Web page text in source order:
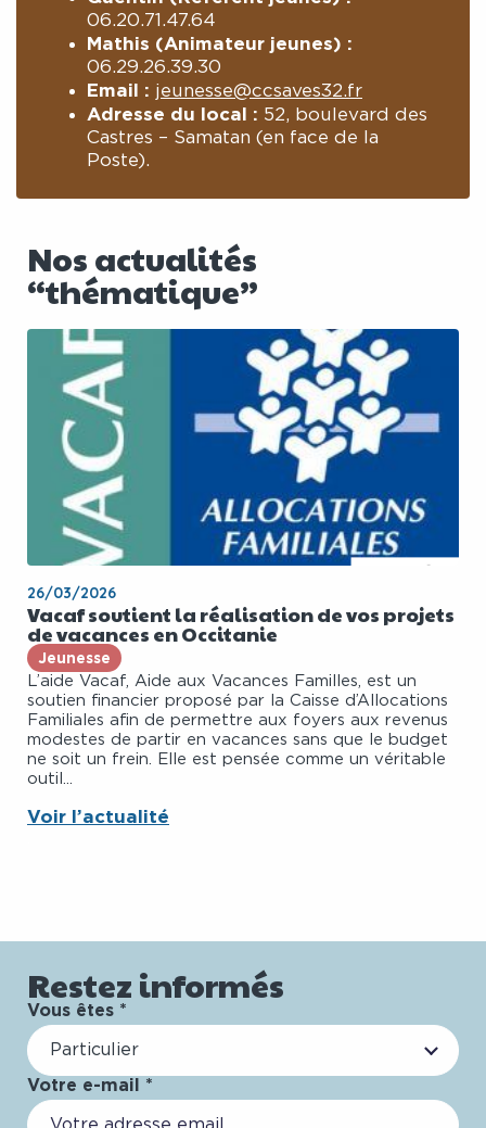
06.20.71.47.64
Mathis (Animateur jeunes) :
06.29.26.39.30
Email : jeunesse@ccsaves32.fr
Adresse du local : 52, boulevard des
Castres – Samatan (en face de la
Poste).
Nos actualités
“thématique”
26/03/2026
Vacaf soutient la réalisation de vos projets
de vacances en Occitanie
Jeunesse
L’aide Vacaf, Aide aux Vacances Familles, est un
soutien financier proposé par la Caisse d’Allocations
Familiales afin de permettre aux foyers aux revenus
modestes de partir en vacances sans que le budget
ne soit un frein. Elle est pensée comme un véritable
outil...
Voir l’actualité
Restez informés
Vous êtes *
Particulier
Votre e-mail *